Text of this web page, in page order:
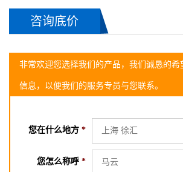
咨询底价
非常欢迎您选择我们的产品，我们诚恳的希
信息，以便我们的服务专员与您联系。
您在什么地方 *
您怎么称呼 *